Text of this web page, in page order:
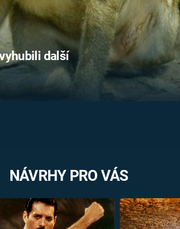
ALTERNATIVNÍ
HISTORIE
KLAMY
další
NÁVRHY PRO VÁS